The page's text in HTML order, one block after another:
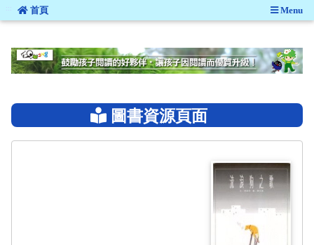
::: 首頁 Menu
圖書資源頁面